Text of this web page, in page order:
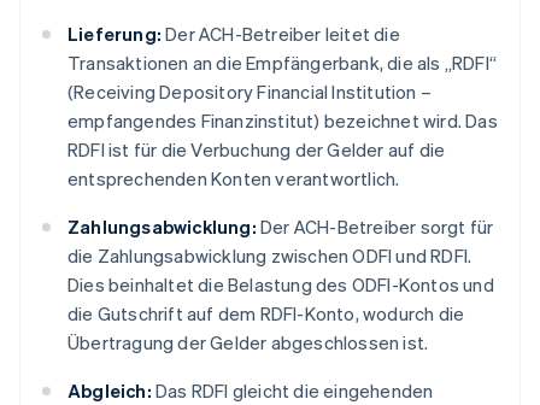
Lieferung: Der ACH-Betreiber leitet die
Transaktionen an die Empfängerbank, die als „RDFI“
(Receiving Depository Financial Institution –
empfangendes Finanzinstitut) bezeichnet wird. Das
RDFI ist für die Verbuchung der Gelder auf die
entsprechenden Konten verantwortlich.
Zahlungsabwicklung: Der ACH-Betreiber sorgt für
die Zahlungsabwicklung zwischen ODFI und RDFI.
Dies beinhaltet die Belastung des ODFI-Kontos und
die Gutschrift auf dem RDFI-Konto, wodurch die
Übertragung der Gelder abgeschlossen ist.
Abgleich: Das RDFI gleicht die eingehenden